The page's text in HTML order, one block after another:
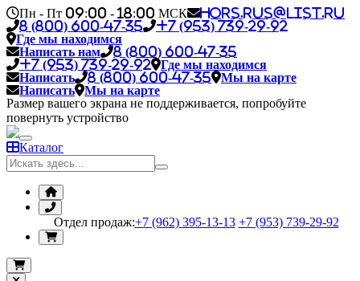
Пн - Пт 09:00 - 18:00 МСК
hors.rus@list.ru
8 (800) 600-47-35
+7 (953) 739-29-92
Где мы находимся
Написать нам
8 (800) 600-47-35
+7 (953) 739-29-92
Где мы находимся
Написать
8 (800) 600-47-35
Мы на карте
Написать
Мы на карте
Размер вашего экрана не поддерживается, попробуйте
повернуть устройство
Каталог
Отдел продаж:+7 (962) 395-13-13 +7 (953) 739-29-92